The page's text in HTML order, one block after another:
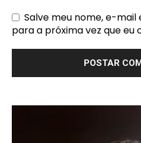
Salve meu nome, e-
para a próxima vez que eu